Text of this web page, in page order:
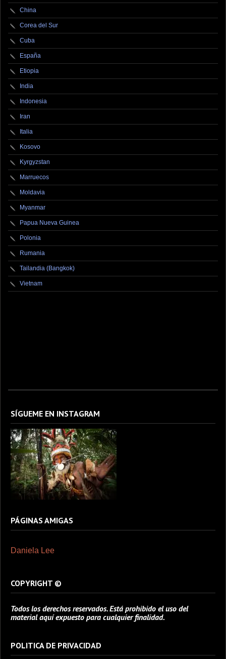
China
Corea del Sur
Cuba
España
Etiopia
India
Indonesia
Iran
Italia
Kosovo
Kyrgyzstan
Marruecos
Moldavia
Myanmar
Papua Nueva Guinea
Polonia
Rumania
Tailandia (Bangkok)
Vietnam
SÍGUEME EN INSTAGRAM
PÁGINAS AMIGAS
Daniela Lee
COPYRIGHT ©
Todos los derechos reservados. Está prohibido el uso del
material aquí expuesto para cualquier finalidad.
POLITICA DE PRIVACIDAD